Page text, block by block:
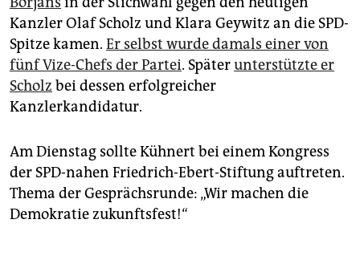
Kanzler Olaf Scholz und Klara Geywitz an die SPD-
Spitze kamen. Er selbst wurde damals einer von
fünf Vize-Chefs der Partei. Späterunterstützte er
Scholz bei dessen erfolgreicher
Kanzlerkandidatur.
Am Dienstag sollte Kühnert bei einem Kongress
der SPD-nahen Friedrich-Ebert-Stiftung auftreten.
Thema der Gesprächsrunde: „Wir machen die
Demokratie zukunftsfest!“